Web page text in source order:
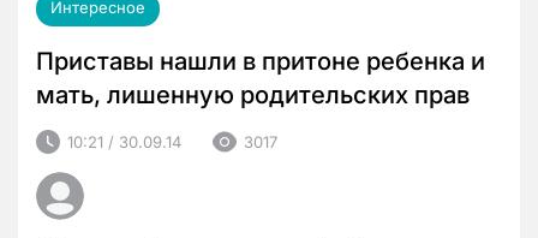
Интересное
Приставы нашли в притоне ребенка и
мать, лишенную родительских прав
10:21 / 30.09.14 3017